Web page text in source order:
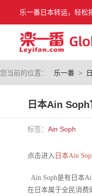
乐一番日本转运，轻松
您当前的位置： 乐一番 >
日本Ain
标签： Ain Soph
点击进入 日本Ain
Ain Soph是有日本
在日本属于全民消费